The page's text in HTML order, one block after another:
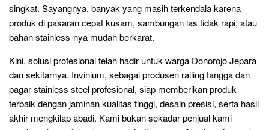
singkat. Sayangnya, banyak yang masih terkendala karena
produk di pasaran cepat kusam, sambungan las tidak rapi, atau
bahan stainless-nya mudah berkarat.
Kini, solusi profesional telah hadir untuk warga Donorojo Jepara
dan sekitarnya. Invinium, sebagai produsen railing tangga dan
pagar stainless steel profesional, siap memberikan produk
terbaik dengan jaminan kualitas tinggi, desain presisi, serta hasil
akhir mengkilap abadi. Kami bukan sekadar penjual kami